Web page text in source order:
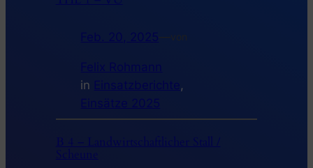
Feb. 20, 2025—von
in
B 4 – Landwirtschaftlicher Stall /
Scheune